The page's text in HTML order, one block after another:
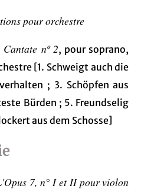
pour orchestre
Cantate nº 2, pour soprano,
[1. Schweigt auch die
; 3. Schöpfen aus
Bürden ; 5. Freundselig
aus dem Schosse]
7, n° I et II pour violon